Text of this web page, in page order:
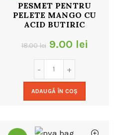
PESMET PENTRU
PELETE MANGO CU
ACID BUTIRIC
18.00lei Prețul
inițial
a
fost:
9.00 lei
ADAUGĂ ÎN COȘ